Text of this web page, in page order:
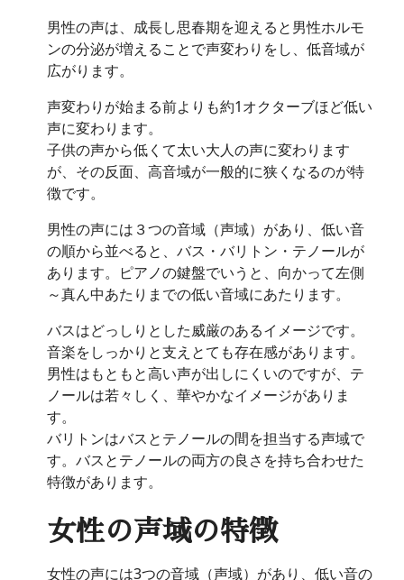
男性の声は、成長し思春期を迎えると男性ホルモ
ンの分泌が増えることで声変わりをし、低音域が
広がります。
声変わりが始まる前よりも約1オクターブほど低い
声に変わります。
子供の声から低くて太い大人の声に変わります
が、その反面、高音域が一般的に狭くなるのが特
徴です。
男性の声には３つの音域（声域）があり、低い音
の順から並べると、バス・バリトン・テノールが
あります。ピアノの鍵盤でいうと、向かって左側
～真ん中あたりまでの低い音域にあたります。
バスはどっしりとした威厳のあるイメージです。
音楽をしっかりと支えとても存在感があります。
男性はもともと高い声が出しにくいのですが、テ
ノールは若々しく、華やかなイメージがありま
す。
バリトンはバスとテノールの間を担当する声域で
す。バスとテノールの両方の良さを持ち合わせた
特徴があります。
女性の声域の特徴
女性の声には3つの音域（声域）があり、低い音の